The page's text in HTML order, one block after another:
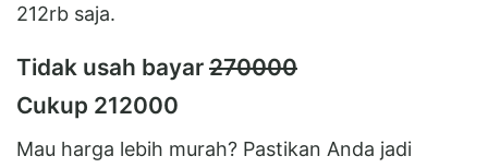
212rb saja.
Tidak usah bayar 270000
Cukup 212000
Mau harga lebih murah? Pastikan Anda jadi